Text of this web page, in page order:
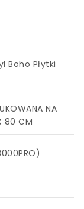
Boho Płytki
NA
80 CM